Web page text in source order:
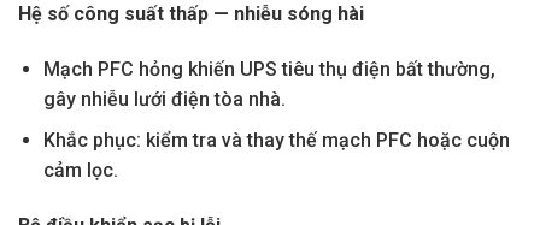
Hệ số công suất thấp — nhiễu sóng hài
Mạch PFC hỏng khiến UPS tiêu thụ điện bất thường,
gây nhiễu lưới điện tòa nhà.
Khắc phục: kiểm tra và thay thế mạch PFC hoặc cuộn
cảm lọc.